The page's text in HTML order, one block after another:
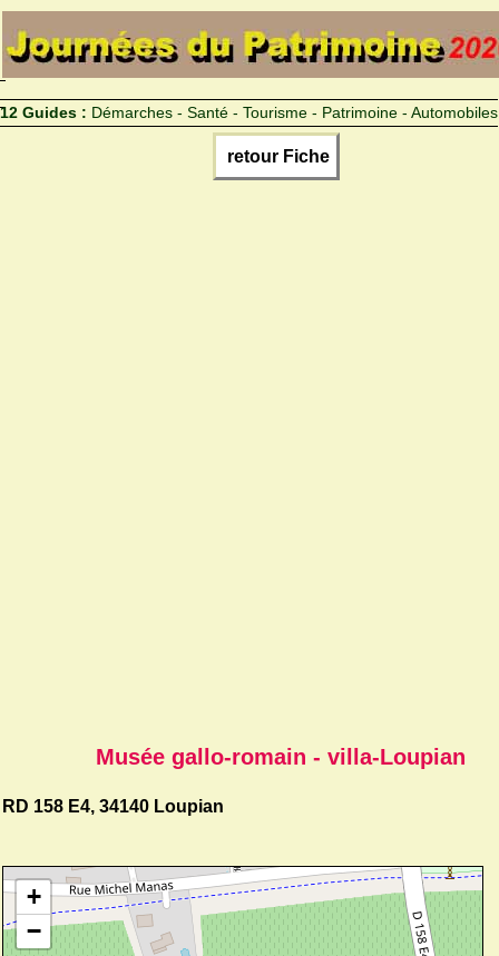
12 Guides : Démarches - Santé - Tourisme - Patrimoine - Automobiles
retour Fiche
Musée gallo-romain - villa-Loupian
RD 158 E4, 34140 Loupian
+
−